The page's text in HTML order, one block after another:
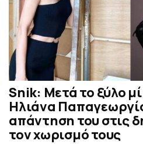
Snik: Μετά το ξύλο
Ηλιάνα
απάντηση του στις
τον χωρισμό τους